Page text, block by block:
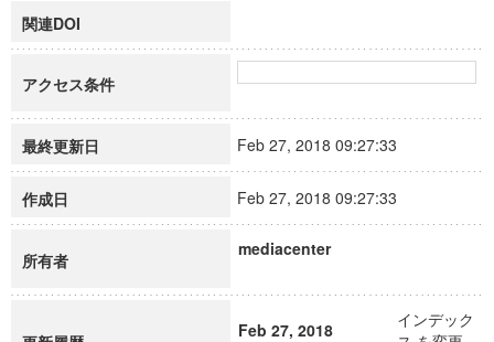
関連DOI
アクセス条件
最終更新日 Feb 27, 2018 09:27:33
作成日 Feb 27, 2018 09:27:33
所有者
mediacenter
Feb 27, 2018
インデック